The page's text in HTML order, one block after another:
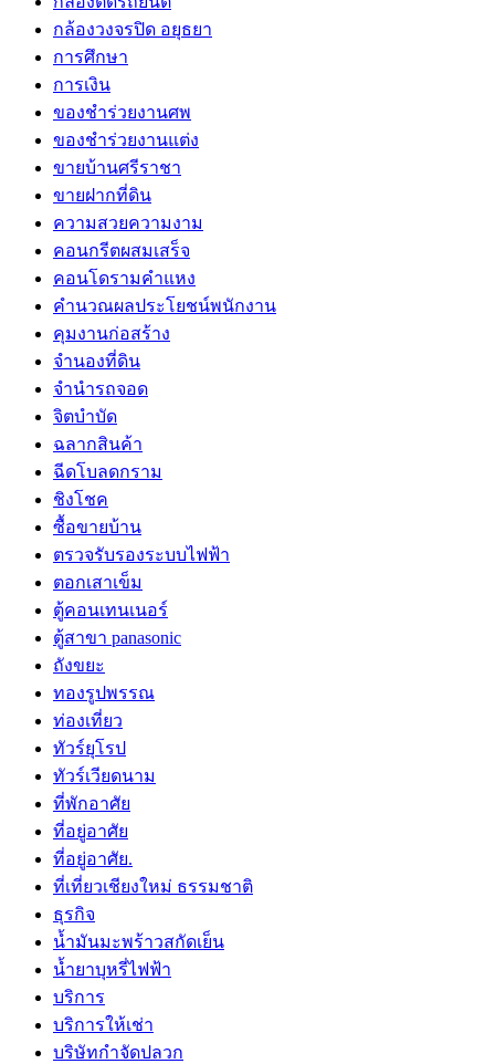
กล้องวงจรปิด อยุธยา
การศึกษา
การเงิน
ของชำร่วยงานศพ
ของชำร่วยงานแต่ง
ขายบ้านศรีราชา
ขายฝากที่ดิน
ความสวยความงาม
คอนกรีตผสมเสร็จ
คอนโดรามคำแหง
คำนวณผลประโยชน์พนักงาน
คุมงานก่อสร้าง
จำนองที่ดิน
จำนำรถจอด
จิตบำบัด
ฉลากสินค้า
ฉีดโบลดกราม
ชิงโชค
ซื้อขายบ้าน
ตรวจรับรองระบบไฟฟ้า
ตอกเสาเข็ม
ตู้คอนเทนเนอร์
ตู้สาขา panasonic
ถังขยะ
ทองรูปพรรณ
ท่องเที่ยว
ทัวร์ยุโรป
ทัวร์เวียดนาม
ที่พักอาศัย
ที่อยู่อาศัย
ที่อยู่อาศัย.
ที่เที่ยวเชียงใหม่ ธรรมชาติ
ธุรกิจ
น้ำมันมะพร้าวสกัดเย็น
น้ำยาบุหรี่ไฟฟ้า
บริการ
บริการให้เช่า
บริษัทกำจัดปลวก